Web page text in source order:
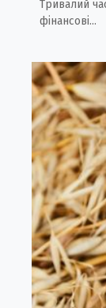
Тривалий
фінансові...